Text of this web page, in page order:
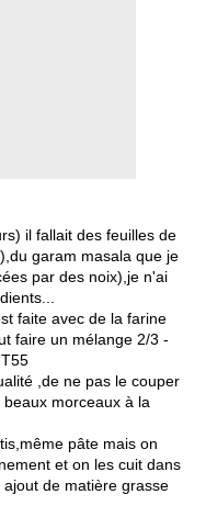
il fallait des feuilles de
garam masala que je
par des noix),je n'ai
faite avec de la farine
faire un mélange 2/3 -
,de ne pas le couper
morceaux à la
pâte mais on
et on les cuit dans
de matière grasse